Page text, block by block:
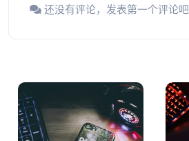
还没有评论，发表第一个评论吧